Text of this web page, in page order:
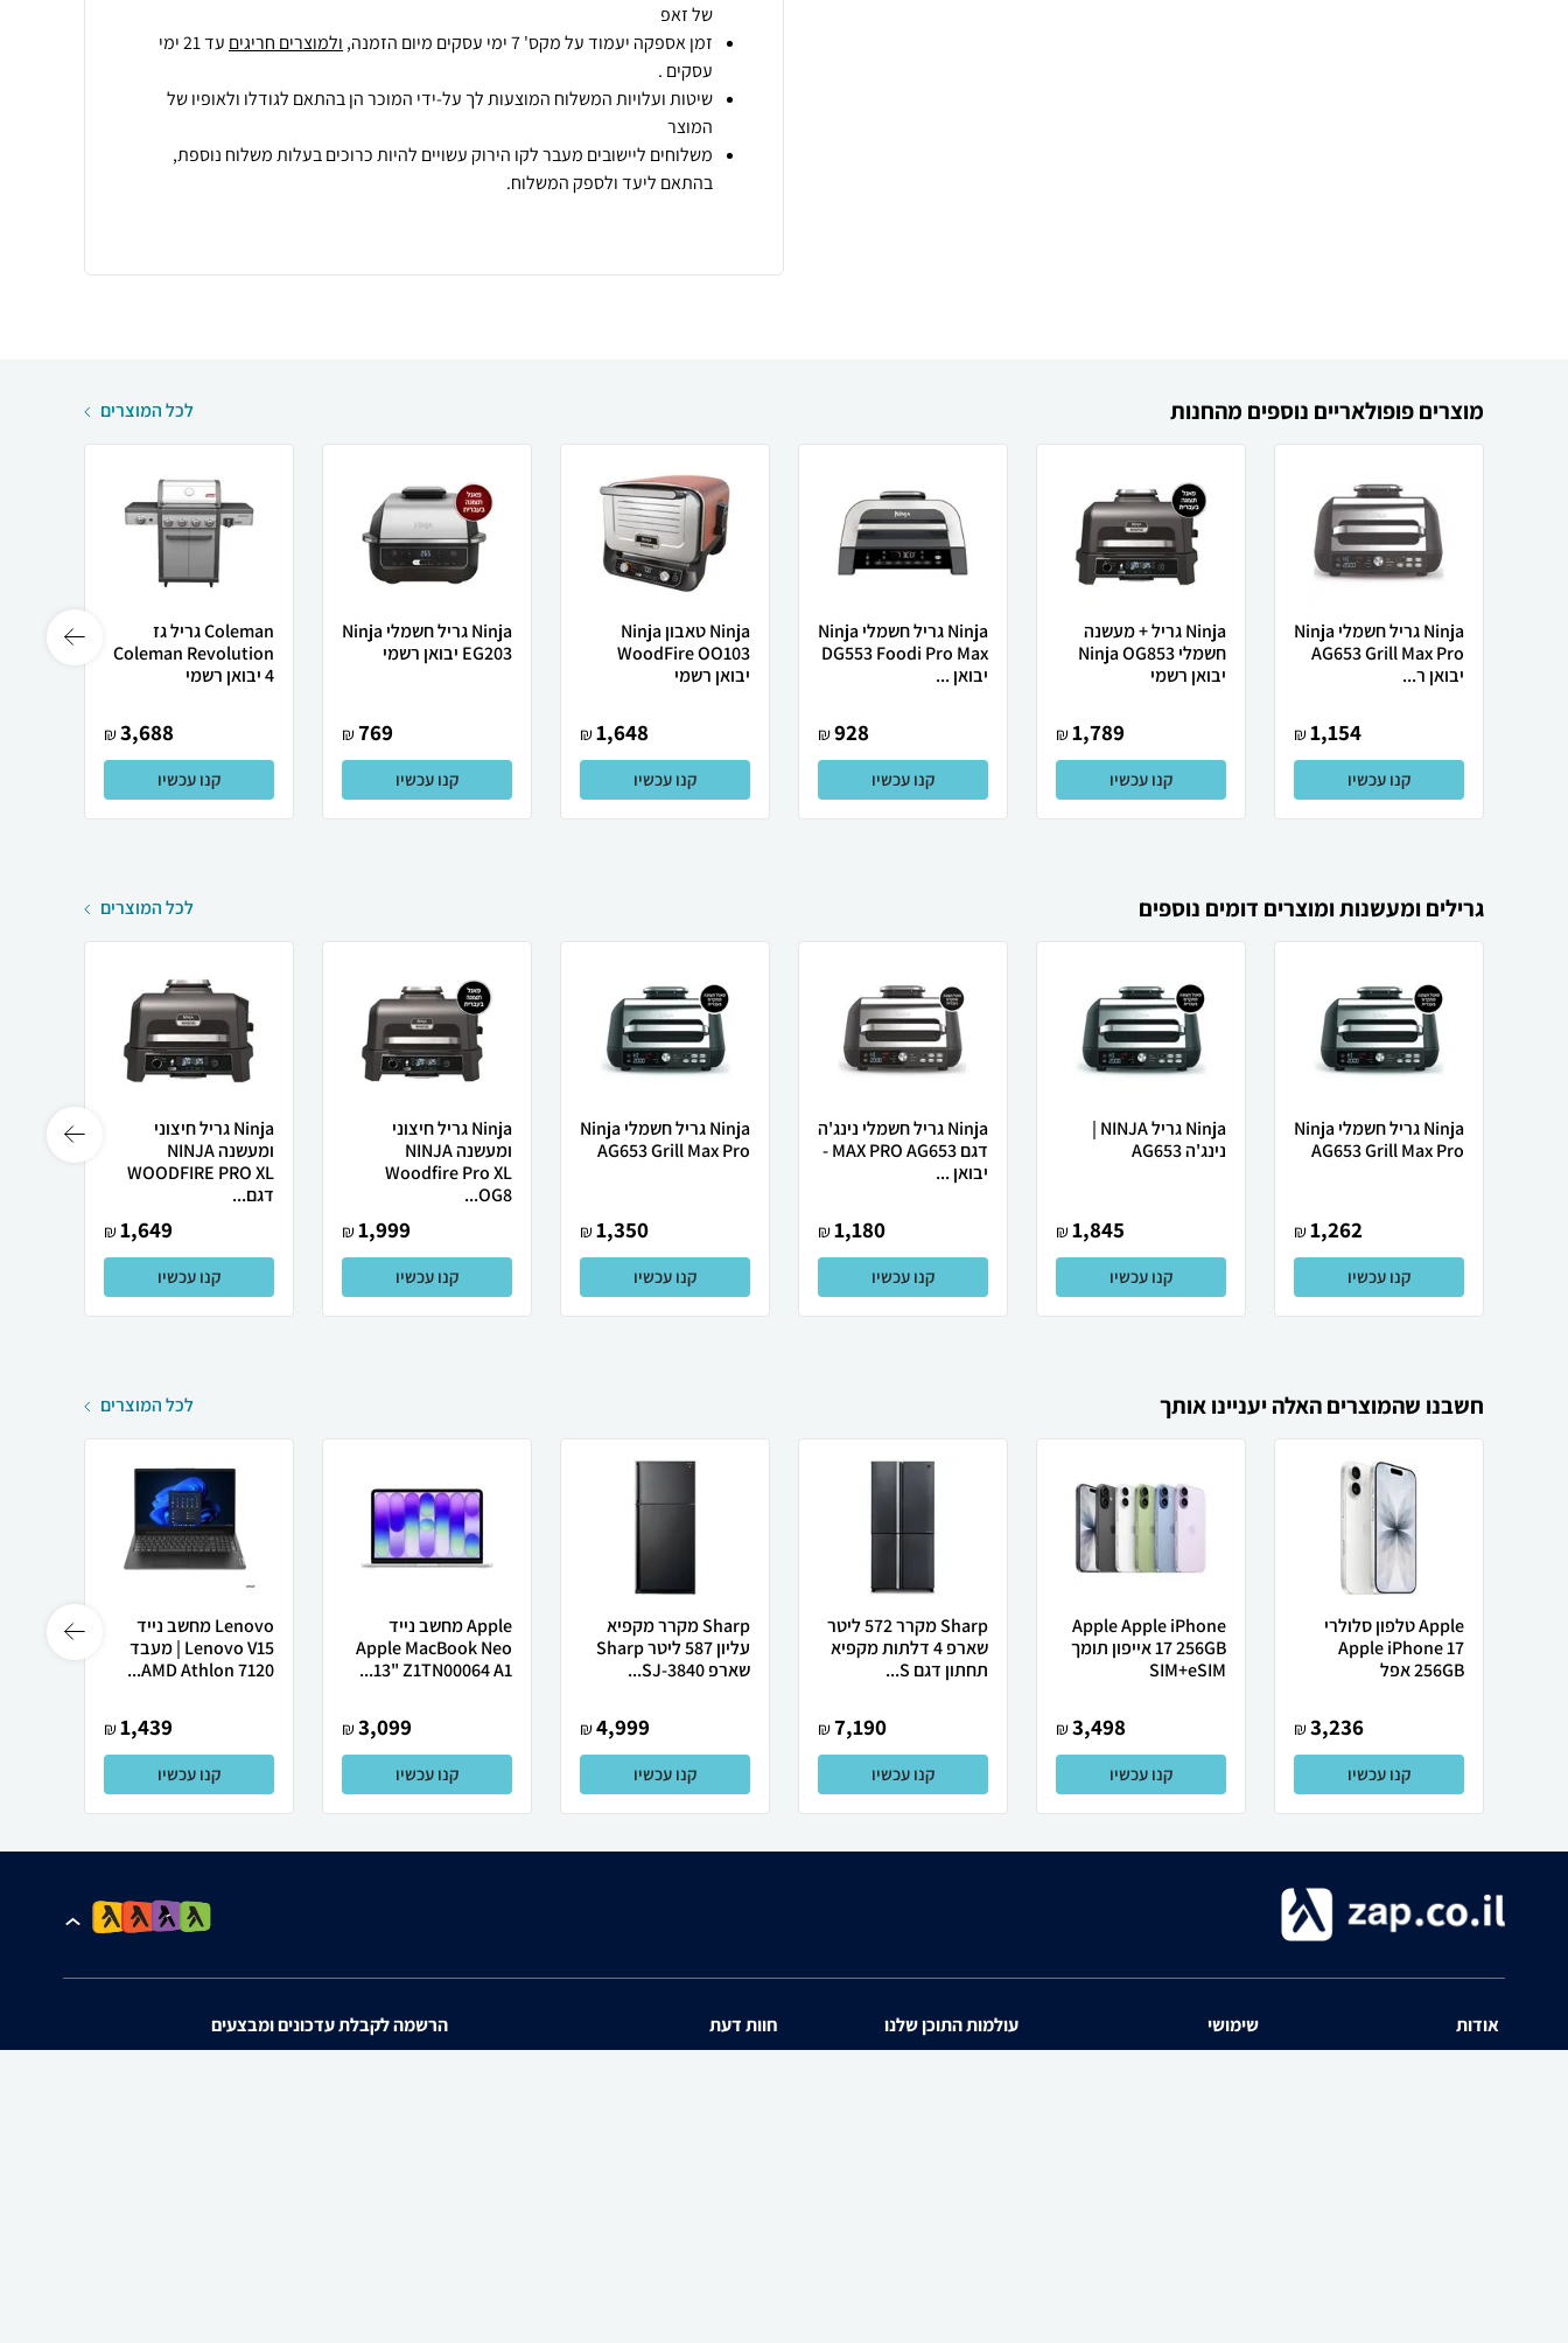
של זאפ
זמן אספקה יעמוד על מקס' 7 ימי עסקים מיום הזמנה,
ולמוצרים חריגים
עד 21 ימי
עסקים .
שיטות ועלויות המשלוח המוצעות לך על-ידי המוכר הן בהתאם לגודלו ולאופיו של
המוצר
משלוחים ליישובים מעבר לקו הירוק עשויים להיות כרוכים בעלות משלוח נוספת,
בהתאם ליעד ולספק המשלוח.
מוצרים פופולאריים נוספים מהחנות לכל המוצרים
Ninja גריל חשמלי Ninja
AG653 Grill Max Pro
יבואן ר...
1,154
₪
קנו עכשיו
Ninja גריל + מעשנה ‏
‏חשמלי Ninja OG853
יבואן רשמי
1,789
₪
קנו עכשיו
Ninja גריל ‏חשמלי Ninja
DG553 Foodi Pro Max
יבואן ...
928
₪
קנו עכשיו
Ninja ‏טאבון Ninja
WoodFire OO103
יבואן רשמי
1,648
₪
קנו עכשיו
Ninja ‏גריל ‏חשמלי Ninja
EG203 יבואן רשמי
769
₪
קנו עכשיו
Coleman גריל ‏גז
Coleman Revolution
4 יבואן רשמי
3,688
₪
קנו עכשיו
גרילים ומעשנות ומוצרים דומים נוספים לכל המוצרים
Ninja גריל חשמלי Ninja
AG653 Grill Max Pro
1,262
₪
קנו עכשיו
Ninja גריל NINJA |
נינג'ה AG653
1,845
₪
קנו עכשיו
Ninja גריל חשמלי נינג'ה
דגם MAX PRO AG653 -
יבואן ...
1,180
₪
קנו עכשיו
Ninja גריל חשמלי Ninja
AG653 Grill Max Pro
1,350
₪
קנו עכשיו
Ninja גריל חיצוני
ומעשנה NINJA
Woodfire Pro XL
OG8...
1,999
₪
קנו עכשיו
Ninja גריל חיצוני
ומעשנה NINJA
WOODFIRE PRO XL
דגם...
1,649
₪
קנו עכשיו
חשבנו שהמוצרים האלה יעניינו אותך לכל המוצרים
Apple טלפון סלולרי
Apple iPhone 17
256GB אפל
3,236
₪
קנו עכשיו
Apple Apple iPhone
17 256GB אייפון תומך
SIM+eSIM
3,498
₪
קנו עכשיו
Sharp מקרר 572 ליטר
שארפ 4 דלתות מקפיא
תחתון דגם S...
7,190
₪
קנו עכשיו
Sharp מקרר מקפיא
עליון 587 ליטר Sharp
שארפ SJ-3840...
4,999
₪
קנו עכשיו
Apple מחשב נייד
Apple MacBook Neo
13" Z1TN00064 A1...
3,099
₪
קנו עכשיו
Lenovo מחשב נייד
Lenovo V15 | מעבד
AMD Athlon 7120...
1,439
₪
קנו עכשיו
אודות
שימושי
עולמות התוכן שלנו
חוות דעת
הרשמה לקבלת עדכונים ומבצעים